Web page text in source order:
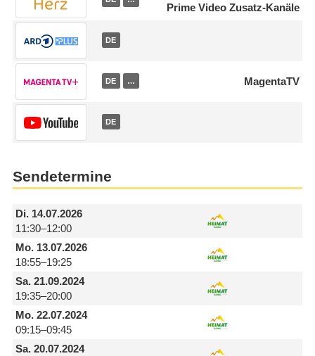
Prime Video Zusatz-Kanäle
DE
DE … MagentaTV
DE
Sendetermine
Di.14.07.2026
11:30–12:00
Mo.13.07.2026
18:55–19:25
Sa.21.09.2024
19:35–20:00
Mo.22.07.2024
09:15–09:45
Sa.20.07.2024